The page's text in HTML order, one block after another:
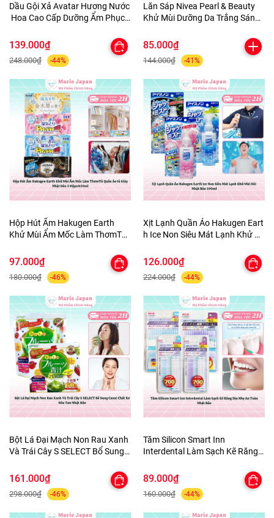
Dầu Gội Xả Avatar Hương Nước
Hoa Cao Cấp Dưỡng Ẩm Phục
139.000₫
248.000₫ -44%
Lăn Sáp Nivea Pearl & Beauty
Khử Mùi Dưỡng Da Trắng Sáng
85.000₫
144.000₫ -41%
Hộp Hút Ẩm Hakugen Earth
Khử Mùi Ẩm Mốc Làm ThơmTủ
Hộpx450ml
97.000₫
180.000₫ -46%
Xịt Lạnh Quần Áo Hakugen Eart
h Ice Non Siêu Mát Lạnh Khử M
126.000₫
224.000₫ -44%
Bột Lá Đại Mạch Non Rau Xanh
Và Trái Cây S SELECT Bổ Sung
Bản
161.000₫
298.000₫ -46%
Tăm Silicon Smart Inn
Interdental Làm Sạch Kẽ Răng
89.000₫
160.000₫ -44%